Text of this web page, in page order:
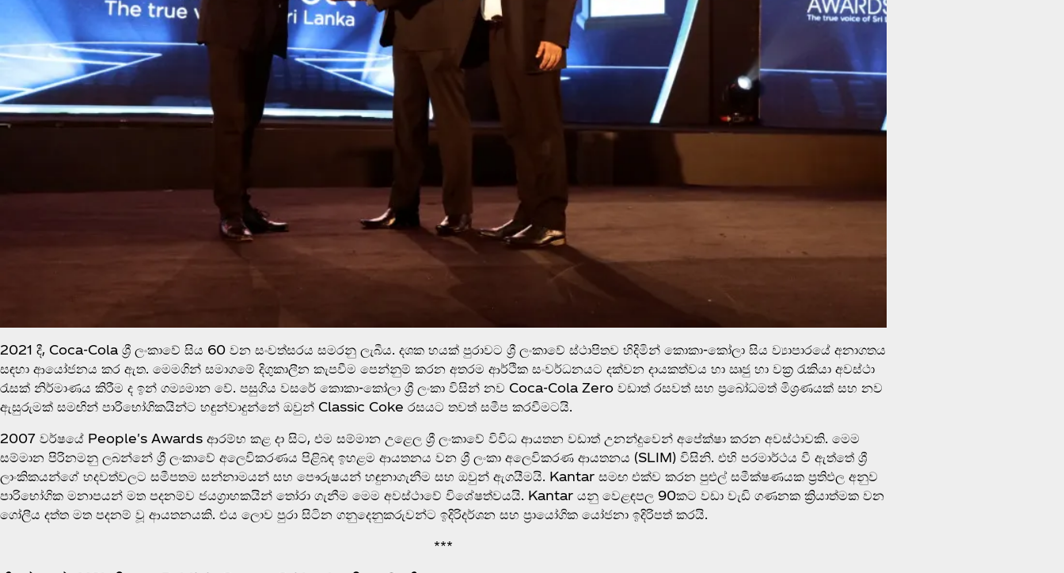
2021 දී, Coca‑Cola ශ්‍රී ලංකාවේ සිය 60 වන සංවත්සරය සමරනු ලැබීය. දශක හයක් පුරාවට ශ්‍රී ලංකාවේ ස්ථාපිතව හිදිමින් කොකා-කෝලා සිය ව්‍යාපාරයේ අනාගතය
සඳහා ආයෝජනය කර ඇත. මෙමගින් සමාගමේ දිගුකාලීන කැපවීම පෙන්නුම් කරන අතරම ආර්ථික සංවර්ධනයට දක්වන දායකත්වය හා ඍජු හා වක්‍ර රැකියා අවස්ථා
රැසක් නිර්මාණය කිරීම ද ඉන් ගම්‍යමාන වේ. පසුගිය වසරේ කොකා-කෝලා ශ්‍රී ලංකා විසින් නව Coca‑Cola Zero වඩාත් රසවත් සහ ප්‍රබෝධමත් මිශ්‍රණයක් සහ නව
ඇසුරුමක් සමඟින් පාරිභෝගිකයින්ට හඳුන්වාදුන්නේ ඔවුන් Classic Coke රසයට තවත් සමීප කරවීමටයි.
2007 වර්ෂයේ People's Awards ආරම්භ කළ දා සිට, එම සම්මාන උළෙල ශ්‍රී ලංකාවේ විවිධ ආයතන වඩාත් උනන්දුවෙන් අපේක්ෂා කරන අවස්ථාවකි. මෙම
සම්මාන පිරිනමනු ලබන්නේ ශ්‍රී ලංකාවේ අලෙවිකරණය පිළිබඳ ඉහළම ආයතනය වන ශ්‍රී ලංකා අලෙවිකරණ ආයතනය (SLIM) විසිනි. එහි පරමාර්ථය වී ඇත්තේ ශ්‍රී
ලාංකිකයන්ගේ හදවත්වලට සමීපතම සන්නාමයන් සහ පෞරුෂයන් හඳුනාගැනීම සහ ඔවුන් ඇගයීමයි. Kantar සමඟ එක්ව කරන පුළුල් සමීක්ෂණයක ප්‍රතිඵල අනුව
පාරිභෝගික මනාපයන් මත පදනම්ව ජයග්‍රාහකයින් තෝරා ගැනීම මෙම අවස්ථාවේ විශේෂත්වයයි. Kantar යනු වෙළඳපල 90කට වඩා වැඩි ගණනක ක්‍රියාත්මක වන
ගෝලීය දත්ත මත පදනම් වූ ආයතනයකි. එය ලොව පුරා සිටින ගනුදෙනුකරුවන්ට ඉදිරිදර්ශන සහ ප්‍රායෝගික යෝජනා ඉදිරිපත් කරයි.
***